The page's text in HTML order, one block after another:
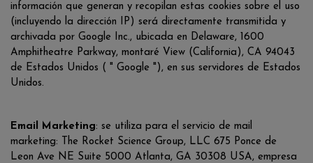
información que generan y recopilan estas cookies sobre el uso
(incluyendo la dirección IP) será directamente transmitida y
archivada por Google Inc., ubicada en Delaware, 1600
Amphitheatre Parkway, montaré View (California), CA 94043
de Estados Unidos ( " Google "), en sus servidores de Estados
Unidos.
Email Marketing: se utiliza para el servicio de mail
marketing: The Rocket Science Group, LLC 675 Ponce de
Leon Ave NE Suite 5000 Atlanta, GA 30308 USA, empresa